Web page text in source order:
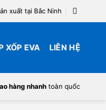
sản xuất tại Bắc Ninh
XỐP EVA LIÊN HỆ
hàng nhanh toàn quốc